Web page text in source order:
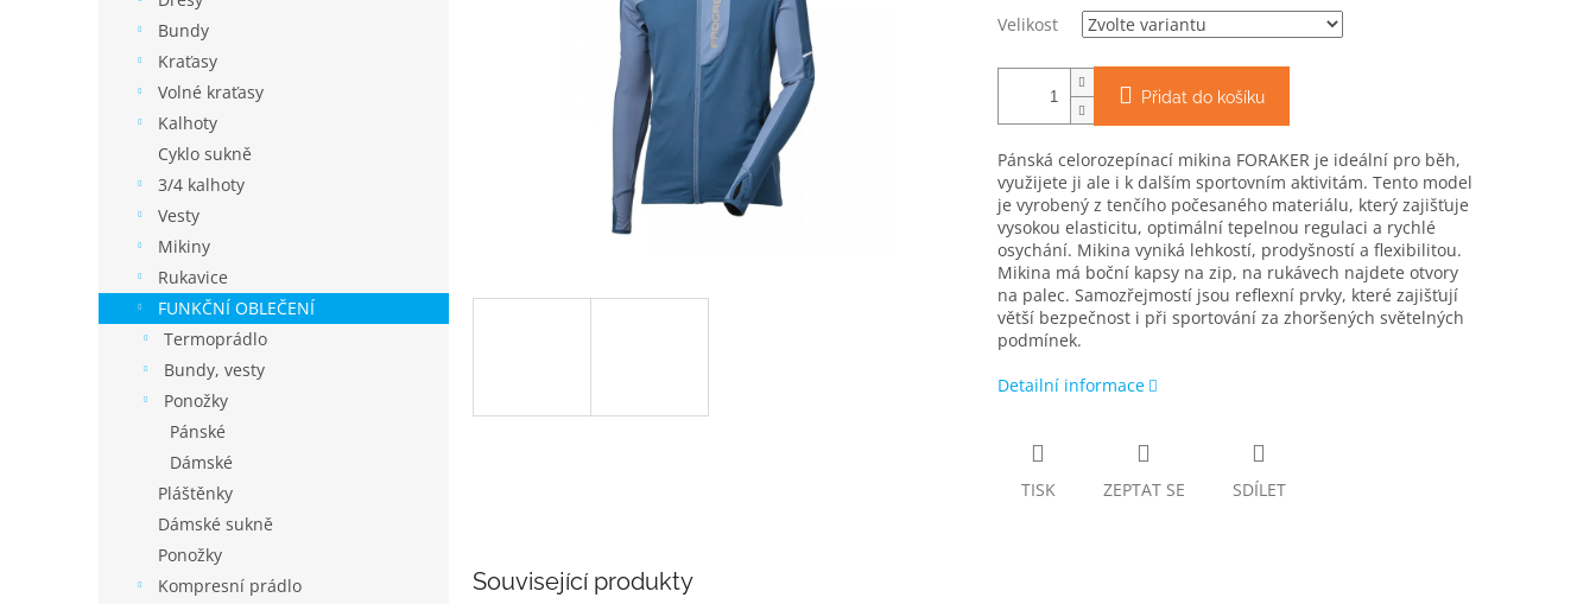
Bundy
Kraťasy
Volné kraťasy
Kalhoty
Cyklo sukně
3/4 kalhoty
Vesty
Mikiny
Rukavice
FUNKČNÍ OBLEČENÍ
Termoprádlo
Bundy, vesty
Ponožky
Pánské
Dámské
Pláštěnky
Dámské sukně
Ponožky
Kompresní prádlo
Velikost
Přidat do košíku
Pánská celorozepínací mikina FORAKER je ideální pro běh,
využijete ji ale i k dalším sportovním aktivitám. Tento model
je vyrobený z tenčího počesaného materiálu, který zajišťuje
vysokou elasticitu, optimální tepelnou regulaci a rychlé
osychání. Mikina vyniká lehkostí, prodyšností a flexibilitou.
Mikina má boční kapsy na zip, na rukávech najdete otvory
na palec. Samozřejmostí jsou reflexní prvky, které zajišťují
větší bezpečnost i při sportování za zhoršených světelných
podmínek.
Detailní informace
TISK ZEPTAT SE SDÍLET
Související produkty